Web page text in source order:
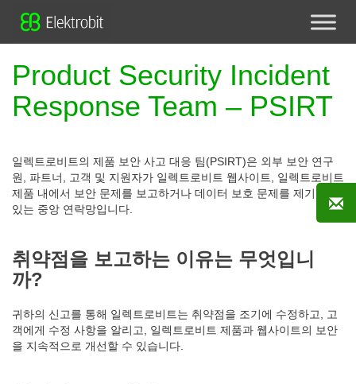
Product Security Incident
Response Team – PSIRT
일렉트로비트의 제품 보안 사고 대응 팀(PSIRT)은 외부 보안 연구
원, 파트너, 고객 및 지원자가 일렉트로비트 웹사이트, 일렉트로비트
제품 내에서 보안 문제를 보고하거나 데이터 보호 문제를 제기할 수
있는 중앙 연락망입니다.
취약점을 보고하는 이유는 무엇입니
까?
귀하의 신고를 통해 일렉트로비트는 취약점을 조기에 수정하고, 고
객에게 수정 사항을 알리고, 일렉트로비트 제품과 웹사이트의 보안
을 지속적으로 개선할 수 있습니다.